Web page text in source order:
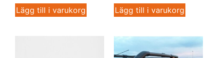
Lägg till i varukorg Lägg till i varukorg